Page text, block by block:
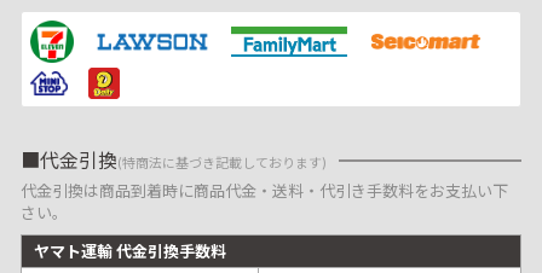
代金引換(特商法に基づき記載しております)
代金引換は商品到着時に商品代金・送料・代引き手数料をお支払い下
さい。
ヤマト運輸 代金引換手数料